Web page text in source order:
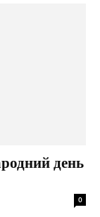
день
0